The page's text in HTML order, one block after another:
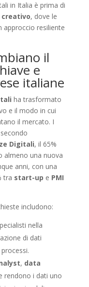
in Italia è prima di
, dove le
approccio resiliente
il
e
italiane
ha trasformato
e il modo in cui
il mercato. I
Digitali, il 65%
almeno una nuova
anni, con una
tra start-up e PMI
includono:
nella
di dati
, data
rendono i dati uno